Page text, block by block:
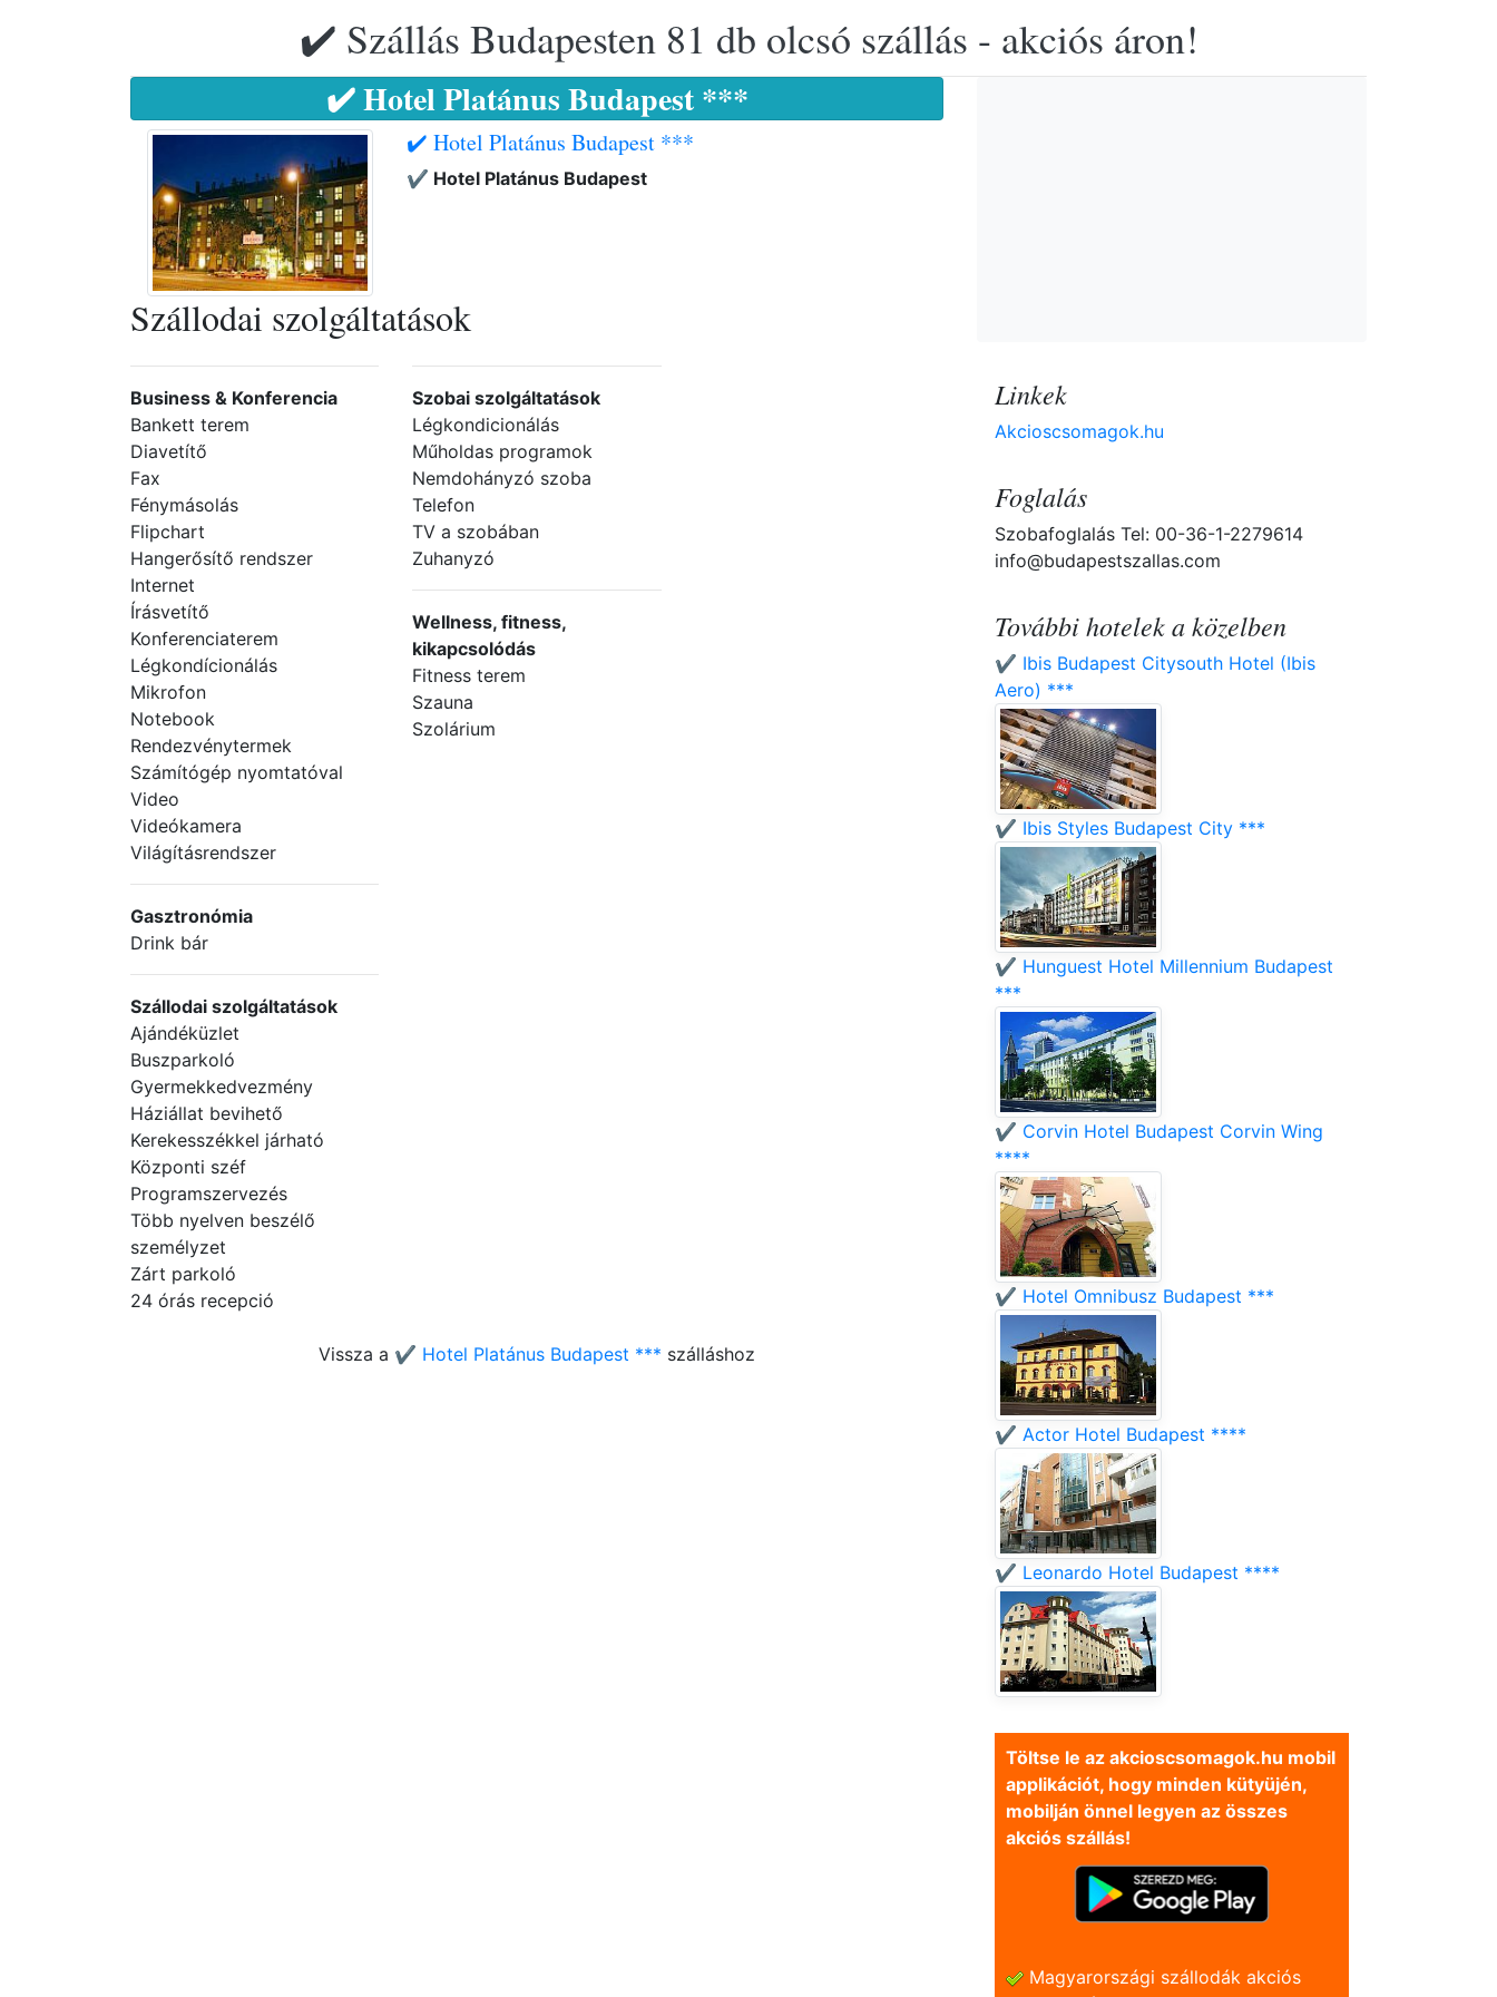
✔️ Szállás Budapesten 81 db olcsó szállás - akciós áron!
✔️ Hotel Platánus Budapest ***
✔️ Hotel Platánus Budapest ***
✔️ Hotel Platánus Budapest
Szállodai szolgáltatások
Business & Konferencia
Bankett terem
Diavetítő
Fax
Fénymásolás
Flipchart
Hangerősítő rendszer
Internet
Írásvetítő
Konferenciaterem
Légkondícionálás
Mikrofon
Notebook
Rendezvénytermek
Számítógép nyomtatóval
Video
Videókamera
Világításrendszer
Gasztronómia
Drink bár
Szállodai szolgáltatások
Ajándéküzlet
Buszparkoló
Gyermekkedvezmény
Háziállat bevihető
Kerekesszékkel járható
Központi széf
Programszervezés
Több nyelven beszélő
személyzet
Zárt parkoló
24 órás recepció
Szobai szolgáltatások
Légkondicionálás
Műholdas programok
Nemdohányzó szoba
Telefon
TV a szobában
Zuhanyzó
Wellness, fitness,
kikapcsolódás
Fitness terem
Szauna
Szolárium
Vissza a ✔️ Hotel Platánus Budapest *** szálláshoz
Linkek
Akcioscsomagok.hu
Foglalás
Szobafoglalás Tel: 00-36-1-2279614
info@budapestszallas.com
További hotelek a közelben
✔️ Ibis Budapest Citysouth Hotel (Ibis
Aero) ***
✔️ Ibis Styles Budapest City ***
✔️ Hunguest Hotel Millennium Budapest
***
✔️ Corvin Hotel Budapest Corvin Wing
****
✔️ Hotel Omnibusz Budapest ***
✔️ Actor Hotel Budapest ****
✔️ Leonardo Hotel Budapest ****
Töltse le az akcioscsomagok.hu mobil
applikációt, hogy minden kütyüjén,
mobilján önnel legyen az összes
akciós szállás!
Magyarországi szállodák akciós